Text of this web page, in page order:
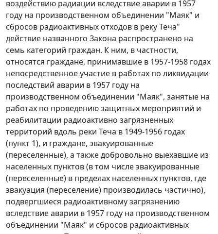
воздействию радиации вследствие аварии в 1957
году на производственном объединении "Маяк" и
сбросов радиоактивных отходов в реку Теча"
действие названного Закона распространено на
семь категорий граждан. К ним, в частности,
относятся граждане, принимавшие в 1957-1958 годах
непосредственное участие в работах по ликвидации
последствий аварии в 1957 году на
производственном объединении "Маяк", занятые на
работах по проведению защитных мероприятий и
реабилитации радиоактивно загрязненных
территорий вдоль реки Теча в 1949-1956 годах
(пункт 1), и граждане, эвакуированные
(переселенные), а также добровольно выехавшие из
населенных пунктов (в том числе эвакуированные
(переселенные) в пределах населенных пунктов, где
эвакуация (переселение) производилась частично),
подвергшиеся радиоактивному загрязнению
вследствие аварии в 1957 году на производственном
объединении "Маяк" и сбросов радиоактивных